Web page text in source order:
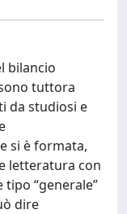
bilancio
tuttora
da studiosi e
si è formata,
letteratura con
“generale”
dire